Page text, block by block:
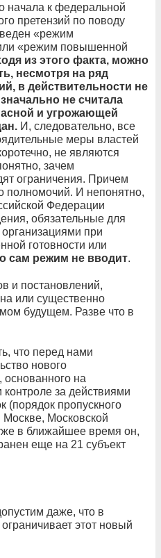
начала к федеральной
претензий по поводу
«режим
«режим повышенной
из этого факта, можно
несмотря на ряд
в действительности не
не считала
и угрожающей
И, следовательно, все
меры властей
не являются
зачем
ограничения. Причем
полномочий. И непонятно,
Федерации
обязательные для
при
готовности или
сам режим не вводит.
и постановлений,
или существенно
будущем. Разве что в
что перед нами
нового
основанного на
за действиями
(порядок пропускного
Москве, Московской
в ближайшее время он,
еще на 21 субъект
даже, что в
этот новый